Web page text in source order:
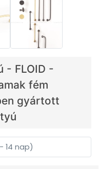
- FLOID -
fém
gyártott
14 nap)